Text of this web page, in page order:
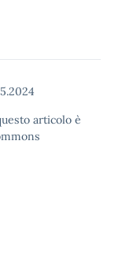
articolo è